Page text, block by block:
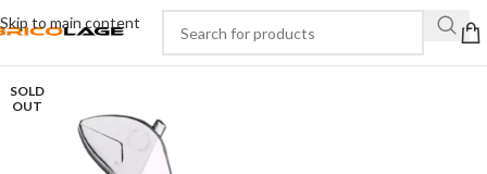
Skip to main content
SOLD
OUT